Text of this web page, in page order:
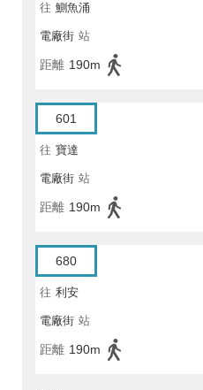
往 鰂魚涌
電廠街 站
距離 190m
601
往 寶達
電廠街 站
距離 190m
680
往 利安
電廠街 站
距離 190m